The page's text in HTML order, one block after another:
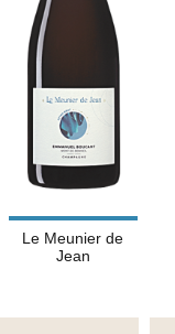
Le Meunier de
Jean